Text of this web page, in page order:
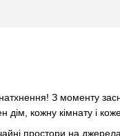
З моменту
дім, кожну кімнату і
простори на